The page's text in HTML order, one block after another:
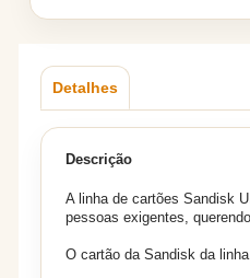
Detalhes
Descrição
A linha de cartões Sandisk
pessoas exigentes,
O cartão da Sandisk da